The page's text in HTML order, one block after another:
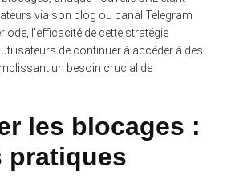
via son blog ou canal Telegram
l’efficacité de cette stratégie
de continuer à accéder à des
un besoin crucial de
les blocages :
pratiques